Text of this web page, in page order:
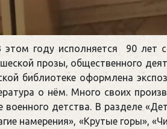
этом году исполняется 90 лет
прозы, общественного
библиотеке оформлена
о нём. Много своих
военного детства. В разделе
намерения», «Крутые горы»,